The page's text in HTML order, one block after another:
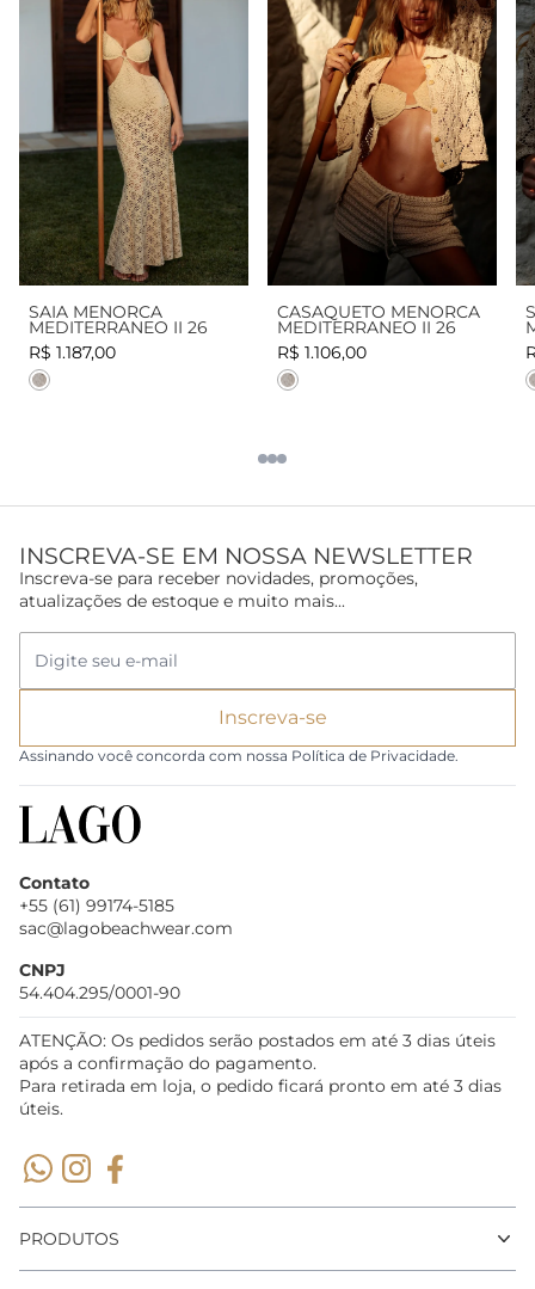
SAIA MENORCA
MEDITERRANEO II 26
R$ 1.187,00
Cor
CASAQUETO MENORCA
MEDITERRANEO II 26
R$ 1.106,00
Cor
INSCREVA-SE EM NOSSA NEWSLETTER
Inscreva-se para receber novidades, promoções,
atualizações de estoque e muito mais...
Inscreva-se
Assinando você concorda com nossa Política de Privacidade.
Contato
+55 (61) 99174-5185
sac@lagobeachwear.com
CNPJ
54.404.295/0001-90
ATENÇÃO: Os pedidos serão postados em até 3 dias úteis
após a confirmação do pagamento.
Para retirada em loja, o pedido ficará pronto em até 3 dias
úteis.
PRODUTOS